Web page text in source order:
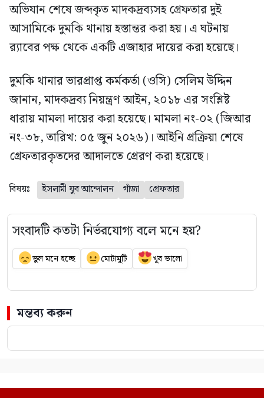
অভিযান শেষে জব্দকৃত মাদকদ্রব্যসহ গ্রেফতার দুই
আসামিকে দুমকি থানায় হস্তান্তর করা হয়। এ ঘটনায়
র‍্যাবের পক্ষ থেকে একটি এজাহার দায়ের করা হয়েছে।
দুমকি থানার ভারপ্রাপ্ত কর্মকর্তা (ওসি) সেলিম উদ্দিন
জানান, মাদকদ্রব্য নিয়ন্ত্রণ আইন, ২০১৮ এর সংশ্লিষ্ট
ধারায় মামলা দায়ের করা হয়েছে। মামলা নং-০২ (জিআর
নং-৩৮, তারিখ: ০৫ জুন ২০২৬)। আইনি প্রক্রিয়া শেষে
গ্রেফতারকৃতদের আদালতে প্রেরণ করা হয়েছে।
বিষয়ঃ ইসলামী যুব আন্দোলন গাঁজা গ্রেফতার
সংবাদটি কতটা নির্ভরযোগ্য বলে মনে হয়?
ভুল মনে হচ্ছে মোটামুটি খুব ভালো
মন্তব্য করুন